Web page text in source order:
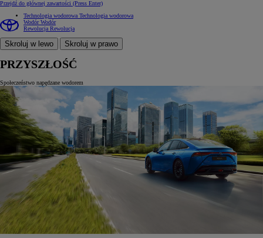
Przejdź do głównej zawartości (Press Enter)
Technologia wodorowa Technologia wodorowa
WodórWodór
Rewolucja Rewolucja
Skroluj w lewo Skroluj w prawo
PRZYSZŁOŚĆ
Społeczeństwo napędzane wodorem